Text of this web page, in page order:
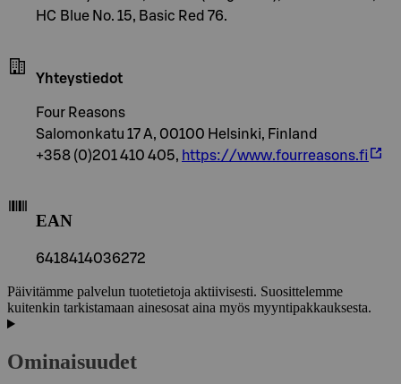
HC Blue No. 15, Basic Red 76.
Yhteystiedot
Four Reasons
Salomonkatu 17 A, 00100 Helsinki, Finland
+358 (0)201 410 405, https://www.fourreasons.fi
EAN
6418414036272
Päivitämme palvelun tuotetietoja aktiivisesti. Suosittelemme
kuitenkin tarkistamaan ainesosat aina myös myyntipakkauksesta.
Ominaisuudet